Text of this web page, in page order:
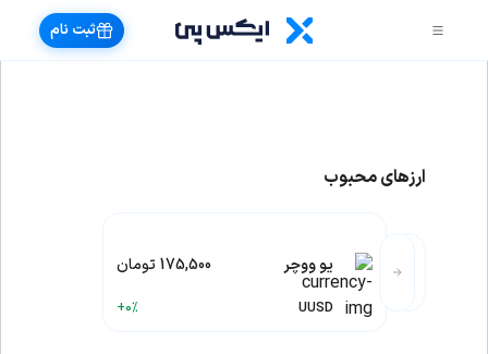
ثبت نام
ارزهای محبوب
یو ووچر
UUSD
175,500 تومان
+0%